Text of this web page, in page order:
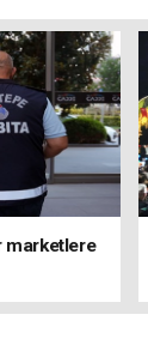
marketlere